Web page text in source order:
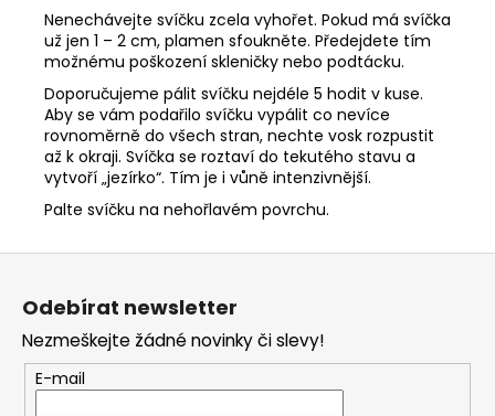
Nenechávejte svíčku zcela vyhořet. Pokud má svíčka
už jen 1 – 2 cm, plamen sfoukněte. Předejdete tím
možnému poškození skleničky nebo podtácku.
Doporučujeme pálit svíčku nejdéle 5 hodit v kuse.
Aby se vám podařilo svíčku vypálit co nevíce
rovnoměrně do všech stran, nechte vosk rozpustit
až k okraji. Svíčka se roztaví do tekutého stavu a
vytvoří „jezírko“. Tím je i vůně intenzivnější.
Palte svíčku na nehořlavém povrchu.
Z
Odebírat newsletter
Nezmeškejte žádné novinky či slevy!
E-mail